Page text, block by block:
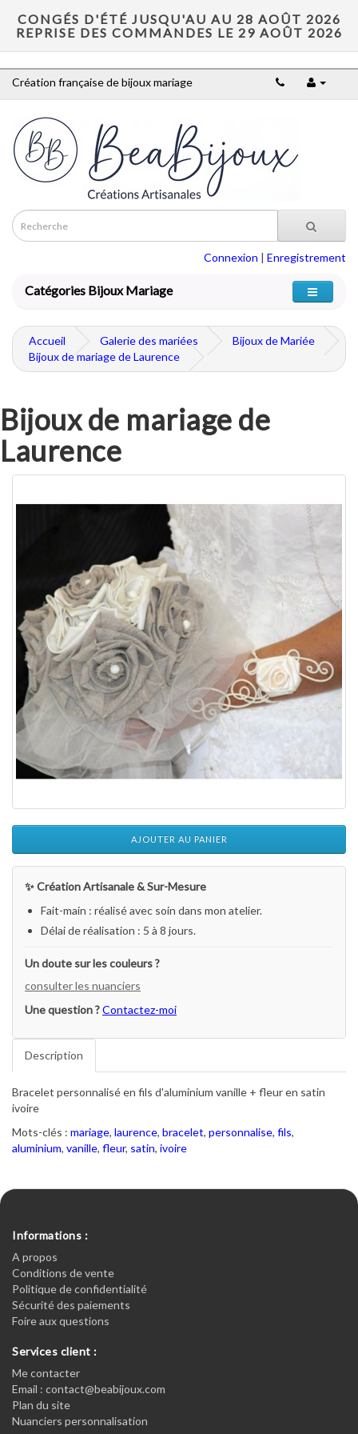
CONGÉS D'ÉTÉ JUSQU'AU AU 28 AOÛT 2026
REPRISE DES COMMANDES LE 29 AOÛT 2026
Création française de bijoux mariage
Connexion | Enregistrement
Catégories Bijoux Mariage
Accueil Galerie des mariées
Bijoux de Mariée
Bijoux de mariage de Laurence
Bijoux de mariage de
Laurence
AJOUTER AU PANIER
✨ Création Artisanale & Sur-Mesure
Fait-main : réalisé avec soin dans mon atelier.
Délai de réalisation : 5 à 8 jours.
Un doute sur les couleurs ?
consulter les nuanciers
Une question ?Contactez-moi
Description
Bracelet personnalisé en fils d'aluminium vanille + fleur en satin
ivoire
Mots-clés : mariage, laurence, bracelet, personnalise, fils,
aluminium, vanille, fleur, satin, ivoire
Informations :
A propos
Conditions de vente
Politique de confidentialité
Sécurité des paiements
Foire aux questions
Services client :
Me contacter
Email : contact@beabijoux.com
Plan du site
Nuanciers personnalisation